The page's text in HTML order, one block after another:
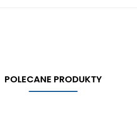
POLECANE PRODUKTY